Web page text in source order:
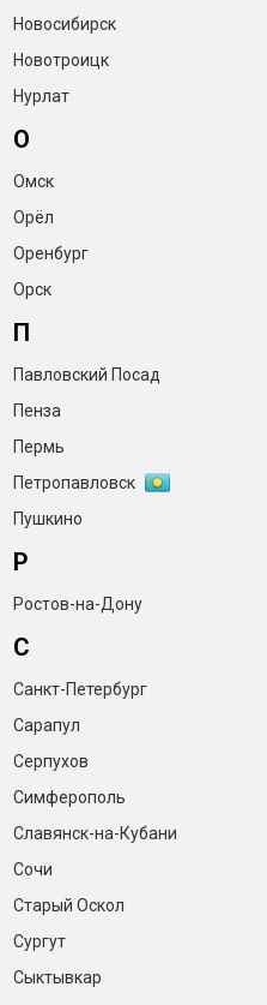
Новосибирск
Новотроицк
Нурлат
О
Омск
Орёл
Оренбург
Орск
П
Павловский Посад
Пенза
Пермь
Петропавловск
Пушкино
Р
Ростов-на-Дону
С
Санкт-Петербург
Сарапул
Серпухов
Симферополь
Славянск-на-Кубани
Сочи
Старый Оскол
Сургут
Сыктывкар